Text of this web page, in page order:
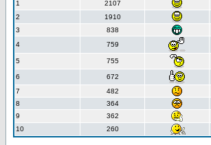
1 2107
2
1910
3
838
4
759
5 755
6 672
7
482
8
364
9
362
10
260